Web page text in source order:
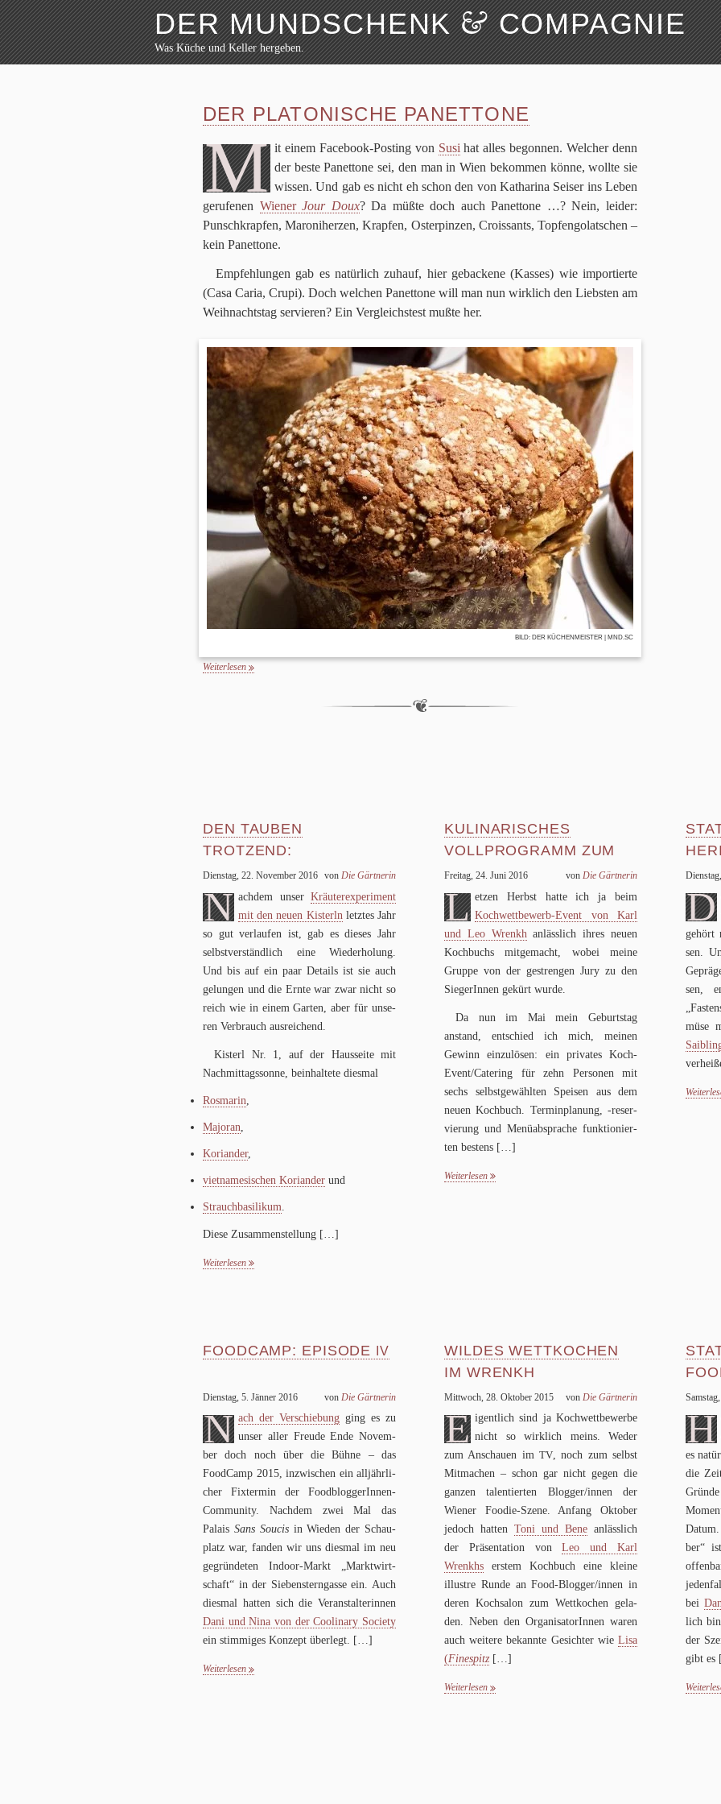
DER MUNDSCHENK&COMPAGNIE
Was Küche und Keller hergeben.
Weiter zum Inhalt
Festmahl
Küche
Keller
Lokalbesuch
Markttag
Hortikultur
Werkzeug
Bibliothek
Schaustücke
DER PLATONISCHE PANETTONE
M it einem Face­book-Posting von Susi hat alles begon­nen. Wel­cher denn
der beste Panet­tone sei, den man in Wien bekom­men könne, wollte sie
wis­sen. Und gab es nicht eh schon den von Katha­rina Sei­ser ins Leben
geru­fe­nen Wie­nerJour Doux? Da müßte doch auch Panet­tone …? Nein, lei­der:
Punsch­krap­fen, Maro­ni­her­zen, Krap­fen, Oster­pin­zen, Crois­sants, Top­fen­go­lat­schen –
kein Panettone.
Emp­feh­lun­gen gab es natür­lich zuhauf, hier gebackene (Kas­ses) wie impor­tierte
(Casa Caria, Crupi). Doch wel­chen Panet­tone will man nun wirk­lich den Lieb­sten am
Weih­nachts­tag ser­vie­ren? Ein Ver­gleichs­test mußte her.
BILD: DER KÜCHENMEISTER | MND.SC
Weiterlesen
DEN TAUBEN
TROTZEND:
PESTO, PLURALISTISCH
N ach­dem unser Kräu­ter­ex­pe­ri­ment
mit den neuen Kisterln letz­tes Jahr
so gut ver­lau­fen ist, gab es die­ses Jahr
selbst­ver­ständ­lich eine Wie­der­ho­lung.
Und bis auf ein paar Details ist sie auch
gelun­gen und die Ernte war zwar nicht so
reich wie in einem Gar­ten, aber für unse­
ren Ver­brauch ausreichend.
Kisterl Nr. 1
, auf der Haus­seite mit
Nach­mit­tags­sonne, beinhal­tete diesmal
Ros­ma­rin
Majo­ran
Kori­an­der,
viet­na­me­si­schen Kori­an­der und
Strauch­ba­si­li­kum
Diese Zusam­men­stel­lung […]
Weiterlesen
Dienstag, 22. November 2016 von Die Gärt­ne­rin
KULINARISCHES
VOLLPROGRAMM ZUM
GEBURTSTAG: RENT-A-
WRENKH
L et­zen Herbst hatte ich ja beim
Koch­wett­be­werb-Event von Karl
und Leo Wrenkh anläss­lich ihres neuen
Koch­buchs mit­ge­macht, wobei meine
Gruppe von der gestren­gen Jury zu den
Sie­ge­rIn­nen gekürt wurde.
Da nun im Mai mein Geburts­tag
anstand, ent­schied ich mich, mei­nen
Gewinn ein­zu­lö­sen: ein pri­va­tes Koch-
Even­t/­Ca­te­ring für zehn Per­so­nen mit
sechs selbst­ge­wähl­ten Spei­sen aus dem
neuen Koch­buch. Ter­min­pla­nung, ‑reser­
vie­rung und Menü­ab­spra­che funk­tio­nier­
ten bestens […]
Weiterlesen
Freitag, 24. Juni 2016 von Die Gärt­ne­rin
D
gehört
sen.
sen,
müse
FOODCAMP: EPISODE IV
N ach der Ver­schie­bung ging es zu
unser aller Freude Ende Novem­
ber doch noch über die Bühne – das
Food­Camp 2015, inzwi­schen ein alljähr­li­
cher Fix­ter­min der Food­blog­ger­In­nen-
Com­mu­nity. Nach­dem zwei Mal das
Palais Sans Sou­cisin Wie­den der Schau­
platz war, fan­den wir uns dies­mal im neu
gegrün­de­ten Indoor-Markt „Markt­wirt­
schaft“ in der Sie­ben­stern­gasse ein. Auch
dies­mal hat­ten sich die Ver­an­stal­te­rin­nen
Dani und Nina von der Coo­linary Society
ein stim­mi­ges Kon­zept überlegt. […]
Weiterlesen
Dienstag, 5. Jänner 2016 von Die Gärt­ne­rin
WILDES WETTKOCHEN
IM WRENKH
VOM GLÜCK, GEMEINSAM
ZU ESSEN
E igent­lich sind ja Koch­wett­be­werbe
nicht so wirk­lich meins. Weder
zum Anschauen im TV, noch zum selbst
Mit­ma­chen – schon gar nicht gegen die
gan­zen talen­tier­ten Blogger/​innen der
Wie­ner Foo­die-Szene. Anfang Okto­ber
jedoch hat­ten Toni und Bene anläss­lich
der Prä­sen­ta­tion vonLeo und Karl
Wrenkhs erstem Koch­buch eine kleine
illu­stre Runde an Food-Blog­ger/in­nen in
deren Koch­sa­lon zum Wett­ko­chen gela­
den. Neben den Orga­ni­sa­to­rIn­nen waren
auch wei­tere bekannte Gesich­ter wie Lisa
(Fine­spitz […]
Weiterlesen
Mittwoch, 28. Oktober 2015 von Die Gärt­ne­rin
H
es
die
ber“
bei
lich
der
gibt es